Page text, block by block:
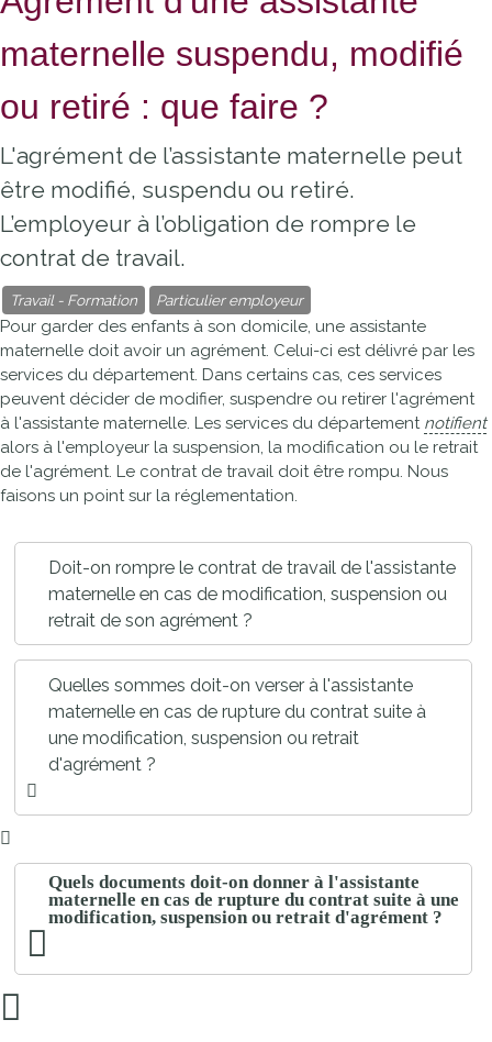
maternelle suspendu, modifié
ou retiré : que faire ?
L'agrément de l’assistante maternelle peut
être modifié, suspendu ou retiré.
L’employeur à l’obligation de rompre le
contrat de travail.
Travail - Formation Particulier employeur
Pour garder des enfants à son domicile, une assistante
maternelle doit avoir un agrément. Celui-ci est délivré par les
services du département. Dans certains cas, ces services
peuvent décider de modifier, suspendre ou retirer l'agrément
à l'assistante maternelle. Les services du département notifient
alors à l'employeur la suspension, la modification ou le retrait
de l'agrément. Le contrat de travail doit être rompu. Nous
faisons un point sur la réglementation.
Doit-on rompre le contrat de travail de l'assistante
maternelle en cas de modification, suspension ou
retrait de son agrément ?
Quelles sommes doit-on verser à l'assistante
maternelle en cas de rupture du contrat suite à
une modification, suspension ou retrait
d'agrément ?
Quels documents doit-on donner à l'assistante
maternelle en cas de rupture du contrat suite à une
modification, suspension ou retrait d'agrément ?